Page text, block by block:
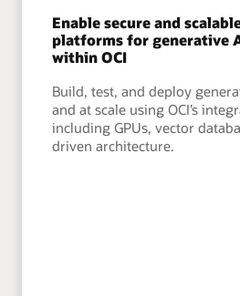
Enable secure and
platforms for generative
within OCI
Build, test, and deploy
and at scale using OCI’s
including GPUs, vector
driven architecture.